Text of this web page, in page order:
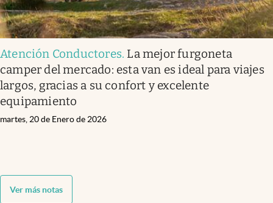
Atención Conductores. La mejor furgoneta
camper del mercado: esta van es ideal para viajes
largos, gracias a su confort y excelente
equipamiento
martes, 20 de Enero de 2026
Ver más notas